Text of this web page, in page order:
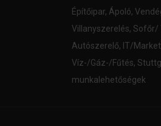
Építőipar, Ápoló,
Villanyszerelés, Sofőr/
Autószerelő, IT/
Víz-/Gáz-/Fűtés,
munkalehetőségek